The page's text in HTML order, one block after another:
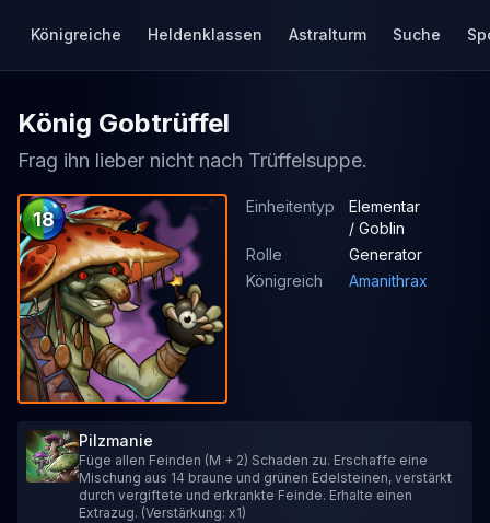
Königreiche Heldenklassen Astralturm Suche
König Gobtrüffel
Frag ihn lieber nicht nach Trüffelsuppe.
18
Einheitentyp
Elementar
/ Goblin
Rolle
Generator
Königreich
Amanithrax
Pilzmanie
Füge allen Feinden (M + 2) Schaden zu. Erschaffe eine
Mischung aus 14 braune und grünen Edelsteinen, verstärkt
durch vergiftete und erkrankte Feinde. Erhalte einen
Extrazug. (Verstärkung: x1)